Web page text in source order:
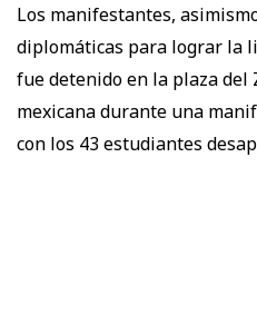
Los manifestantes,
diplomáticas para lograr la
fue detenido en la plaza del
mexicana durante una
con los 43 estudiantes